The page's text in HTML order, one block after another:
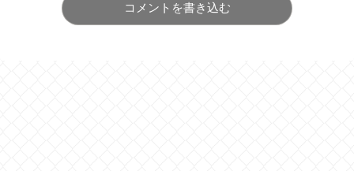
コメントを書き込む